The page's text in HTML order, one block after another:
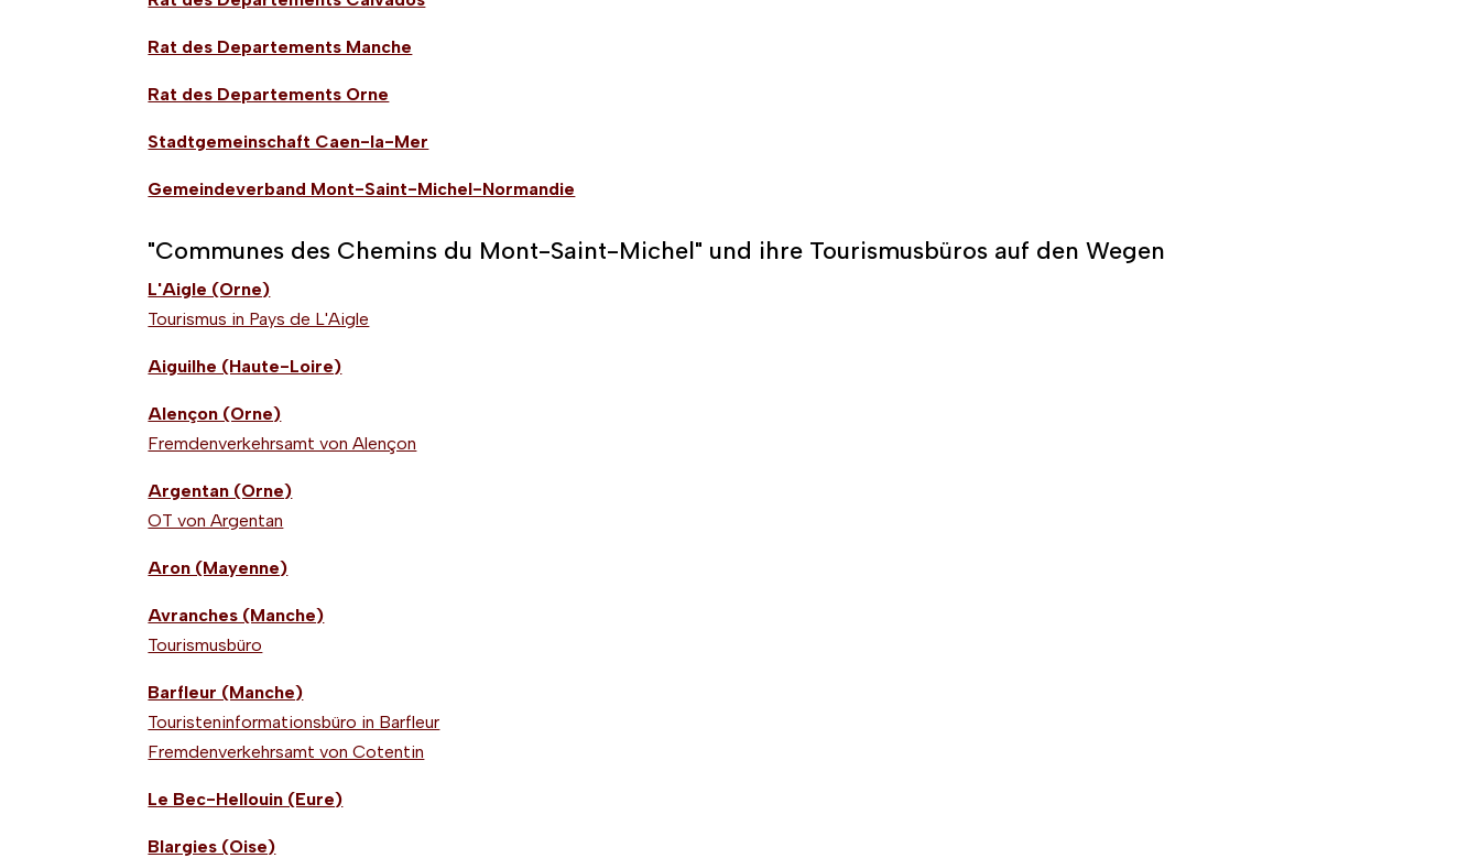
Rat des Departements Manche
Rat des Departements Orne
Stadtgemeinschaft Caen-la-Mer
Gemeindeverband Mont-Saint-Michel-Normandie
"Communes des Chemins du Mont-Saint-Michel" und ihre Tourismusbüros auf den Wegen
L'Aigle (Orne)
Tourismus in Pays de L'Aigle
Aiguilhe (Haute-Loire)
Alençon (Orne)
Fremdenverkehrsamt von Alençon
Argentan (Orne)
OT von Argentan
Aron (Mayenne)
Avranches (Manche)
Tourismusbüro
Barfleur (Manche)
Touristeninformationsbüro in Barfleur
Fremdenverkehrsamt von Cotentin
Le Bec-Hellouin (Eure)
Blargies (Oise)